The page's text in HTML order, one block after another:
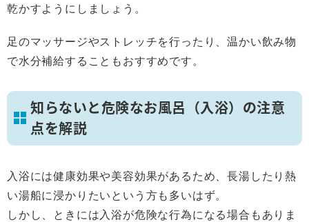
乾かすようにしましょう。
足のマッサージやストレッチを行ったり、温かい飲み物
で水分補給することもおすすめです。
知らないと危険なお風呂（入浴）の注意
点を解説
入浴には健康効果や美容効果があるため、長湯したり熱
い湯船に浸かりたいという方も多いはず。
しかし、ときには入浴が危険な行為になる場合もありま